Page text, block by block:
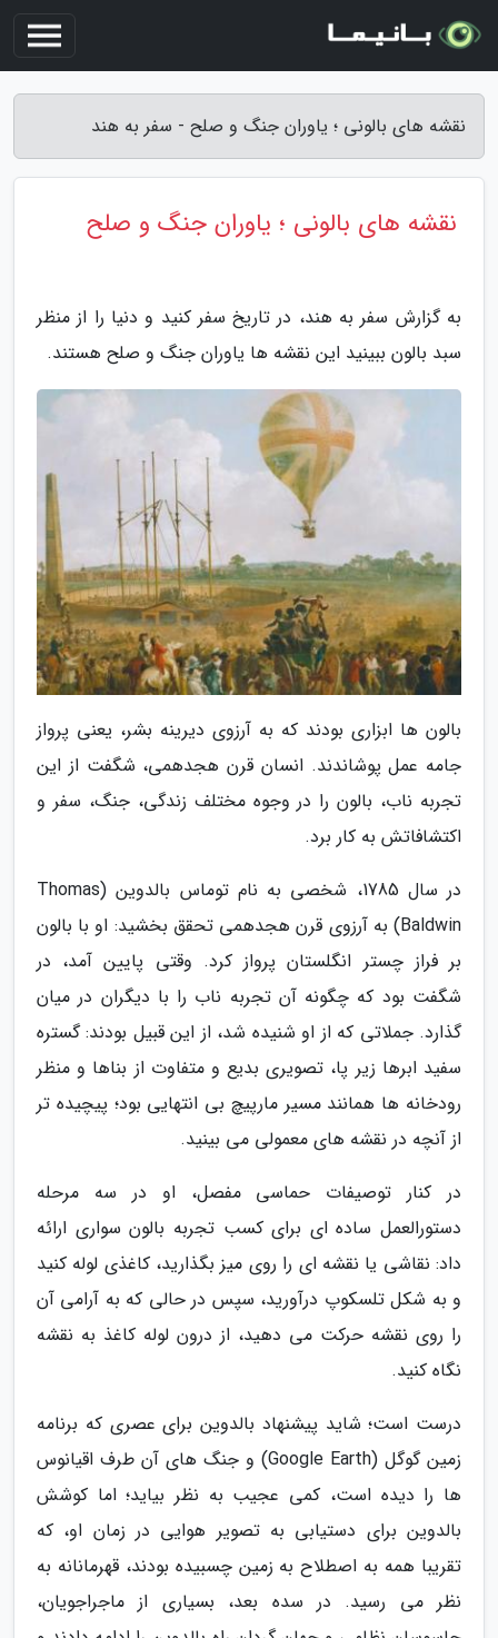
نقشه های بالونی ؛ یاوران جنگ و صلح - سفر به هند
نقشه های بالونی ؛ یاوران جنگ و صلح
به گزارش سفر به هند، در تاریخ سفر کنید و دنیا را از منظر
سبد بالون ببینید این نقشه ها یاوران جنگ و صلح هستند.
بالون ها ابزاری بودند که به آرزوی دیرینه بشر، یعنی پرواز
جامه عمل پوشاندند. انسان قرن هجدهمی، شگفت از این
تجربه ناب، بالون را در وجوه مختلف زندگی، جنگ، سفر و
اکتشافاتش به کار برد.
در سال 1785، شخصی به نام توماس بالدوین (Thomas
Baldwin) به آرزوی قرن هجدهمی تحقق بخشید: او با بالون
بر فراز چستر انگلستان پرواز کرد. وقتی پایین آمد، در
شگفت بود که چگونه آن تجربه ناب را با دیگران در میان
گذارد. جملاتی که از او شنیده شد، از این قبیل بودند: گستره
سفید ابرها زیر پا، تصویری بدیع و متفاوت از بناها و منظر
رودخانه ها همانند مسیر مارپیچ بی انتهایی بود؛ پیچیده تر
از آنچه در نقشه های معمولی می بینید.
در کنار توصیفات حماسی مفصل، او در سه مرحله
دستورالعمل ساده ای برای کسب تجربه بالون سواری ارائه
داد: نقاشی یا نقشه ای را روی میز بگذارید، کاغذی لوله کنید
و به شکل تلسکوپ درآورید، سپس در حالی که به آرامی آن
را روی نقشه حرکت می دهید، از درون لوله کاغذ به نقشه
نگاه کنید.
درست است؛ شاید پیشنهاد بالدوین برای عصری که برنامه
زمین گوگل (Google Earth) و جنگ های آن طرف اقیانوس
ها را دیده است، کمی عجیب به نظر بیاید؛ اما کوشش
بالدوین برای دستیابی به تصویر هوایی در زمان او، که
تقریبا همه به اصطلاح به زمین چسبیده بودند، قهرمانانه به
نظر می رسید. در سده بعد، بسیاری از ماجراجویان،